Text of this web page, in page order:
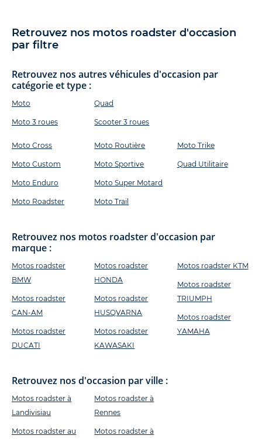
Retrouvez nos motos roadster d'occasion
par filtre
Retrouvez nos autres véhicules d'occasion par
catégorie et type :
Moto
Moto 3 roues
Quad
Scooter 3 roues
Moto Cross
Moto Custom
Moto Enduro
Moto Roadster
Moto Routière
Moto Sportive
Moto Super Motard
Moto Trail
Moto Trike
Quad Utilitaire
Retrouvez nos motos roadster d'occasion par
marque :
Motos roadster
BMW
Motos roadster
CAN-AM
Motos roadster
DUCATI
Motos roadster
HONDA
Motos roadster
HUSQVARNA
Motos roadster
KAWASAKI
Motos roadster KTM
Motos roadster
TRIUMPH
Motos roadster
YAMAHA
Retrouvez nos d'occasion par ville :
Motos roadster à
Landivisiau
Motos roadster au
Motos roadster à
Rennes
Motos roadster à